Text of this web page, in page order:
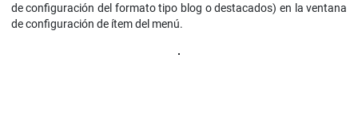
de configuración del formato tipo blog o destacados) en la ventana
de configuración de ítem del menú.